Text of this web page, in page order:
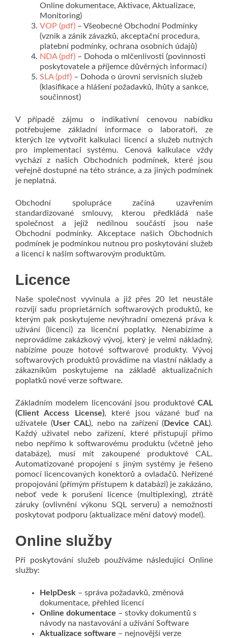
Online dokumentace, Aktivace, Aktualizace,
Monitoring)
VOP (pdf) – Všeobecné Obchodní Podmínky
(vznik a zánik závazků, akceptační procedura,
platební podmínky, ochrana osobních údajů)
NDA (pdf) – Dohoda o mlčenlivosti (povinnosti
poskytovatele a příjemce důvěrných informací)
SLA (pdf) – Dohoda o úrovni servisních služeb
(klasifikace a hlášení požadavků, lhůty a sankce,
součinnost)
V případě zájmu o indikativní cenovou nabídku
potřebujeme základní informace o laboratoři, ze
kterých lze vytvořit kalkulaci licencí a služeb nutných
pro implementaci systému. Cenová kalkulace vždy
vychází z našich Obchodních podmínek, které jsou
veřejně dostupné na této stránce, a za jiných podmínek
je neplatná.
Obchodní spolupráce začíná uzavřením
standardizované smlouvy, kterou předkládá naše
společnost a jejíž nedílnou součástí jsou naše
Obchodní podmínky. Akceptace našich Obchodních
podmínek je podmínkou nutnou pro poskytování služeb
a licencí k našim softwarovým produktům.
Licence
Naše společnost vyvinula a již přes 20 let neustále
rozvíjí sadu proprietárních softwarových produktů, ke
kterým pak poskytujeme nevýhradní omezená práva k
užívání (licenci) za licenční poplatky. Nenabízíme a
neprovádíme zakázkový vývoj, který je velmi nákladný,
nabízíme pouze hotové softwarové produkty. Vývoj
softwarových produktů provádíme na vlastní náklady a
zákazníkům poskytujeme na základě aktualizačních
poplatků nové verze software.
Základním modelem licencování jsou produktové CAL
(Client Access License), které jsou vázané buď na
uživatele (User CAL), nebo na zařízení (Device CAL).
Každý uživatel nebo zařízení, které přistupují přímo
nebo nepřímo k softwarovému produktu (včetně jeho
databáze), musí mít zakoupené produktové CAL.
Automatizované propojení s jiným systémy je řešeno
pomocí licencovaných konektorů a ovladačů. Neřízené
propojování (přímým přístupem k databázi) je zakázáno,
neboť vede k porušení licence (multiplexing), ztrátě
záruky (ovlivnění výkonu SQL serveru) a nemožnosti
poskytovat podporu (aktualizace mění datový model).
Online služby
Při poskytování služeb používáme následující Online
služby:
HelpDesk – správa požadavků, změnová
dokumentace, přehled licencí
Online dokumentace – stovky dokumentů s
návody na nastavování a užívání Software
Aktualizace software – nejnovější verze